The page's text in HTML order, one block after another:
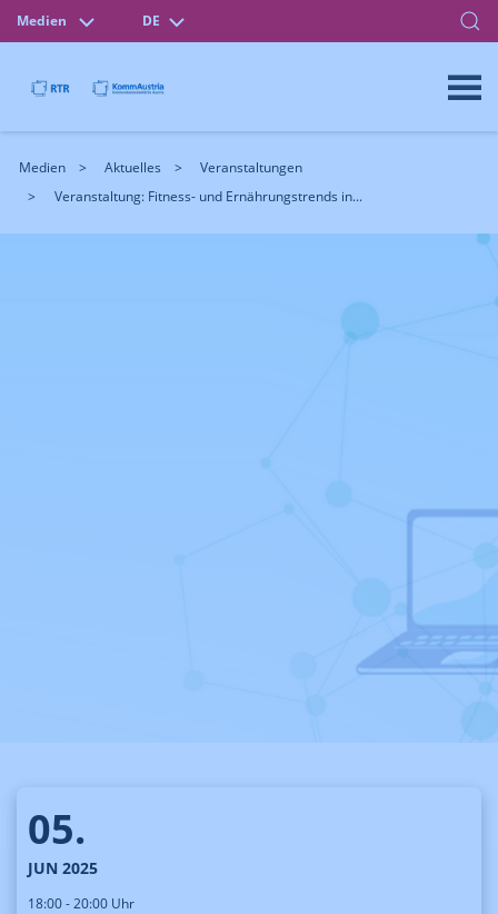
Medien DE
Medien Aktuelles
Veranstaltungen
Veranstaltung: Fitness- und Ernährungstrends in...
05.
JUN 2025
18:00 - 20:00 Uhr